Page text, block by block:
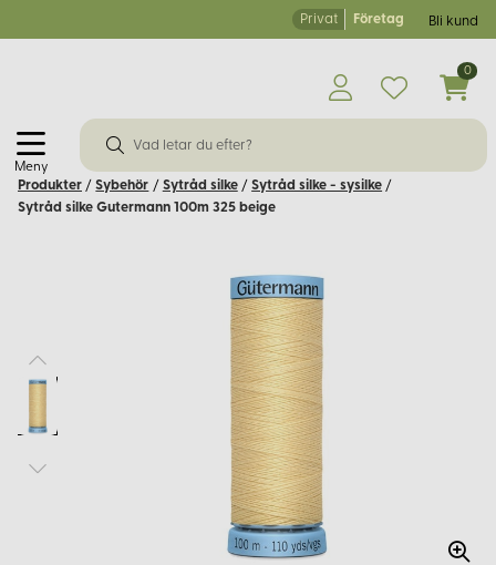
Privat Företag Bli kund
Meny
0
Produkter / Sybehör / Sytråd silke / Sytråd silke - sysilke /
Sytråd silke Gutermann 100m 325 beige